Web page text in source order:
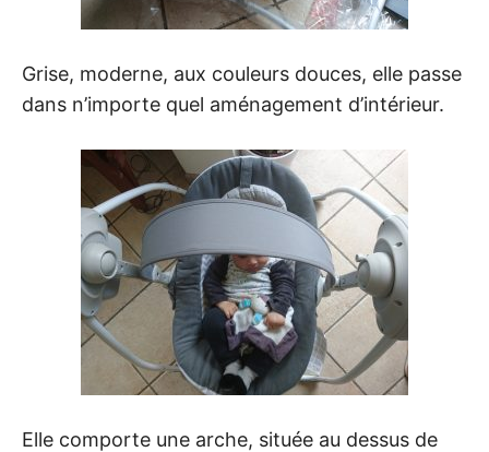
Grise, moderne, aux couleurs douces, elle passe
dans n’importe quel aménagement d’intérieur.
Elle comporte une arche, située au dessus de